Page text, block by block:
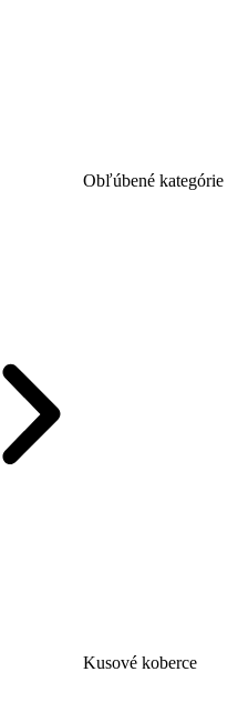
Obľúbené kategórie
Kusové koberce